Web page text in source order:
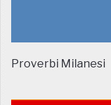
Proverbi Milanesi